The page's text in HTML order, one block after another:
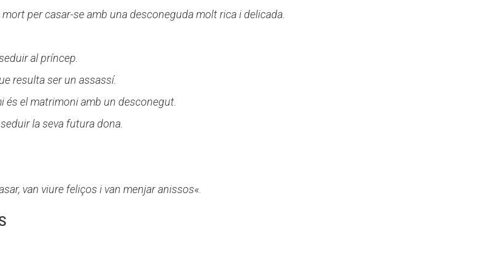
per casar-se amb una desconeguda molt rica i delicada.
al príncep.
resulta ser un assassí.
és el matrimoni amb un desconegut.
la seva futura dona.
van viure feliços i van menjar anissos«.